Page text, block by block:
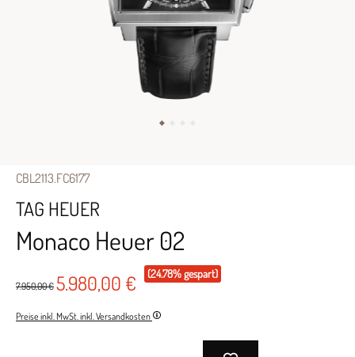
CBL2113.FC6177
TAG HEUER
Monaco Heuer 02
7.950,00 € 5.980,00 € (24.78% gespart)
Preise inkl. MwSt. inkl. Versandkosten